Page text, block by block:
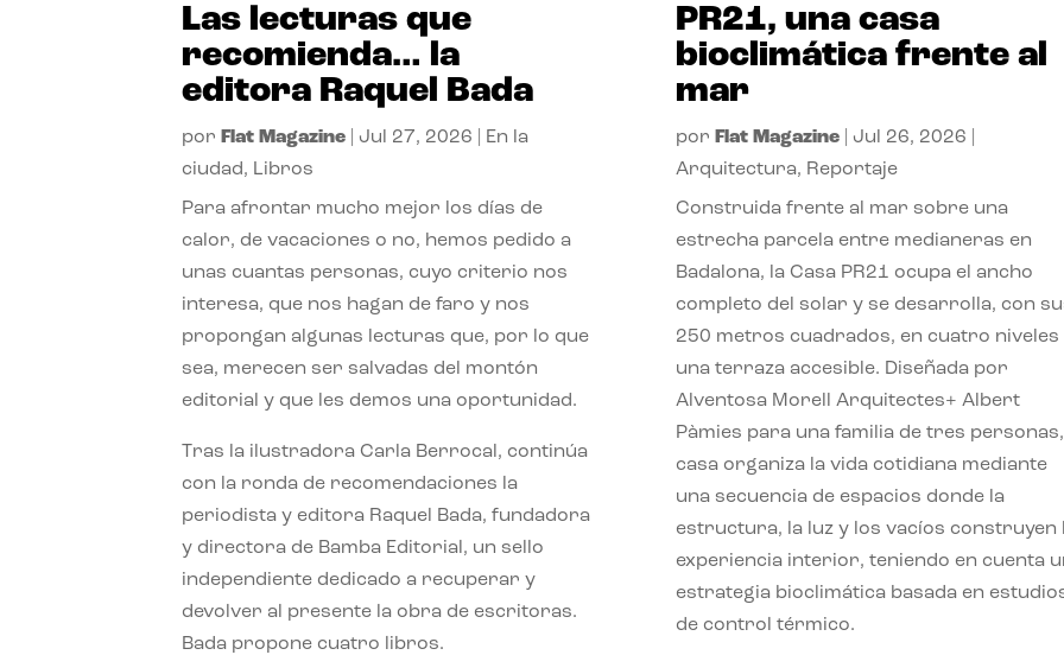
Las lecturas que
recomienda… la
editora Raquel Bada
por Flat Magazine Jul 27, 2026
En la
ciudad, Libros
Para afrontar mucho mejor los días de
calor, de vacaciones o no, hemos pedido a
unas cuantas personas, cuyo criterio nos
interesa, que nos hagan de faro y nos
propongan algunas lecturas que, por lo que
sea, merecen ser salvadas del montón
editorial y que les demos una oportunidad.
Tras la ilustradora Carla Berrocal, continúa
con la ronda de recomendaciones la
periodista y editora Raquel Bada, fundadora
y directora de Bamba Editorial, un sello
independiente dedicado a recuperar y
devolver al presente la obra de escritoras.
Bada propone cuatro libros.
PR21, una casa
bioclimática frente al
mar
por Flat Magazine| Jul 26, 2026
Arquitectura, Reportaje
Construida frente al mar sobre una
estrecha parcela entre medianeras en
Badalona, la Casa PR21 ocupa el ancho
completo del solar y se desarrolla, con
250 metros cuadrados, en cuatro niveles
una terraza accesible. Diseñada por
Alventosa Morell Arquitectes+ Albert
Pàmies para una familia de tres
casa organiza la vida cotidiana mediante
una secuencia de espacios donde la
estructura, la luz y los vacíos construyen
experiencia interior, teniendo en cuenta
estrategia bioclimática basada en
de control térmico.